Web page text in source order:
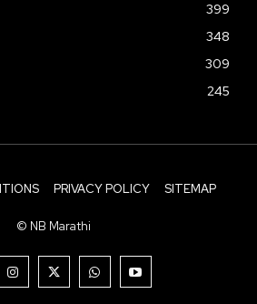
399
348
309
245
PRIVACY POLICY SITEMAP
© NB Marathi